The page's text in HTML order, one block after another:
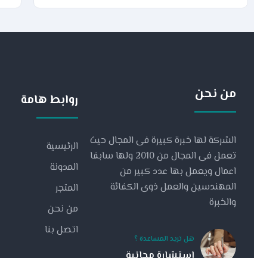
من نحن
الشركة لها خبرة كبيرة فى المجال حيث
تعمل فى المجال من 2010 ولها سابقا
اعمال ويعمل بها عدد كبير من
المهندسين والعمل ذوى الكفائة
والخبرة
هل تريد المساعدة ؟
روابط هامة
الرئيسية
المدونة
المتجر
من نحن
اتصل بنا